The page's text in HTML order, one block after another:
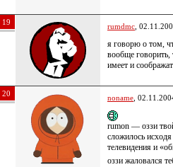
19 rumdmc ,
я говорю о том,
вообще говорить,
имеет и
20 noname ,
rumon — оззи
сложилось
телевидения и
оззи жаловался